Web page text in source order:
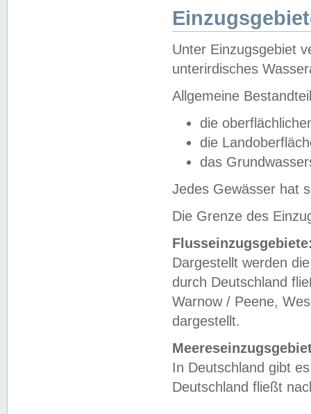
Unter Einzugsgebiet
unterirdisches
Allgemeine
die
die
das
Jedes Gewässer hat
Die Grenze des
Dargestellt werden
durch Deutschland
Warnow / Peene,
dargestellt.
In Deutschland gibt
Deutschland fließt